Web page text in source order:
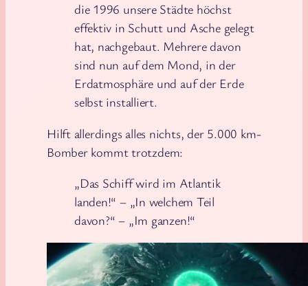
die 1996 unsere Städte höchst
effektiv in Schutt und Asche gelegt
hat, nachgebaut. Mehrere davon
sind nun auf dem Mond, in der
Erdatmosphäre und auf der Erde
selbst installiert.
Hilft allerdings alles nichts, der 5.000 km-
Bomber kommt trotzdem:
„Das Schiff wird im Atlantik
landen!“ – „In welchem Teil
davon?“ – „Im ganzen!“